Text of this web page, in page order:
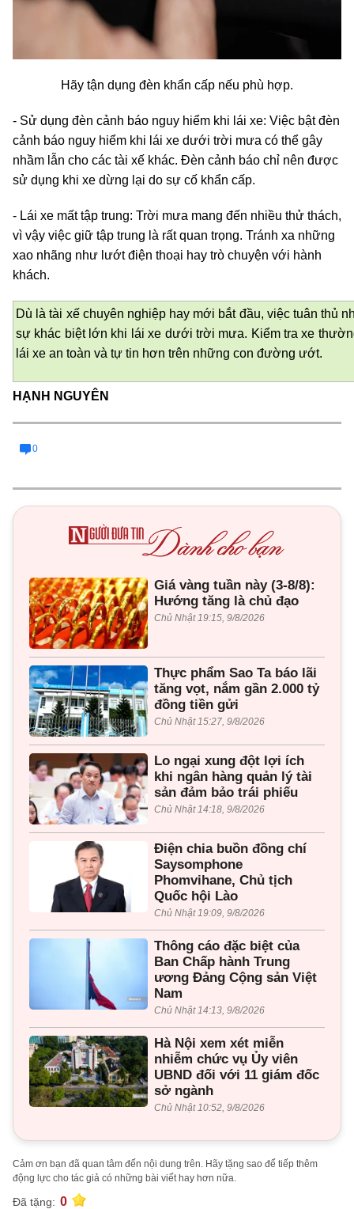
Hãy tận dụng đèn khẩn cấp nếu phù hợp.
- Sử dụng đèn cảnh báo nguy hiểm khi lái xe: Việc bật đèn
cảnh báo nguy hiểm khi lái xe dưới trời mưa có thể gây
nhầm lẫn cho các tài xế khác. Đèn cảnh báo chỉ nên được
sử dụng khi xe dừng lại do sự cố khẩn cấp.
- Lái xe mất tập trung: Trời mưa mang đến nhiều thử thách,
vì vậy việc giữ tập trung là rất quan trọng. Tránh xa những
xao nhãng như lướt điện thoại hay trò chuyện với hành
khách.
Dù là tài xế chuyên nghiệp hay mới bắt đầu, việc tuân thủ
sự khác biệt lớn khi lái xe dưới trời mưa. Kiểm tra xe
lái xe an toàn và tự tin hơn trên những con đường ướt.
HẠNH NGUYÊN
0
Giá vàng tuần này (3-8/8):
Hướng tăng là chủ đạo
Chủ Nhật 19:15, 9/8/2026
Thực phẩm Sao Ta báo lãi
tăng vọt, nắm gần 2.000 tỷ
đồng tiền gửi
Chủ Nhật 15:27, 9/8/2026
Lo ngại xung đột lợi ích
khi ngân hàng quản lý tài
sản đảm bảo trái phiếu
Chủ Nhật 14:18, 9/8/2026
Điện chia buồn đồng chí
Saysomphone
Phomvihane, Chủ tịch
Quốc hội Lào
Chủ Nhật 19:09, 9/8/2026
Thông cáo đặc biệt của
Ban Chấp hành Trung
ương Đảng Cộng sản Việt
Nam
Chủ Nhật 14:13, 9/8/2026
Hà Nội xem xét miễn
nhiễm chức vụ Ủy viên
UBND đối với 11 giám đốc
sở ngành
Chủ Nhật 10:52, 9/8/2026
Cảm ơn bạn đã quan tâm đến nội dung trên. Hãy tặng sao để tiếp thêm
động lực cho tác giả có những bài viết hay hơn nữa.
Đã tặng: 0